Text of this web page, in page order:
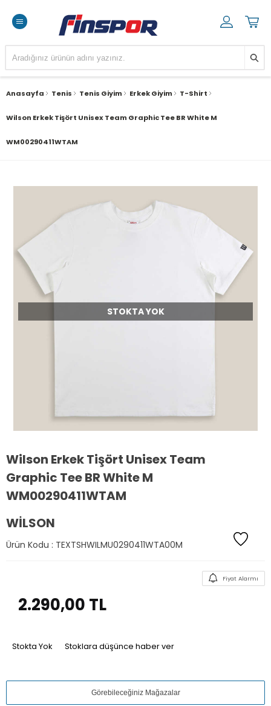
Anasayfa Tenis Tenis Giyim Erkek Giyim T-Shirt
Wilson Erkek Tişört Unisex Team Graphic Tee BR White M
WM00290411WTAM
STOKTA YOK
Wilson Erkek Tişört Unisex Team
Graphic Tee BR White M
WM00290411WTAM
WILSON
Ürün Kodu : TEXTSHWILMU0290411WTA00M
Fiyat Alarmı
2.290,00 TL
Stokta Yok Stoklara düşünce haber ver
Görebileceğiniz Mağazalar